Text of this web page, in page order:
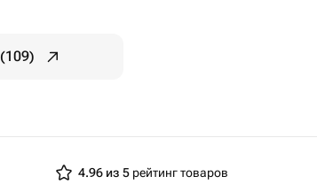
4.96 из 5рейтинг товаров